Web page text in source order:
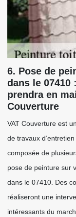
6. Pose de
dans le 07410
prendra en
Couverture
VAT Couverture est
de travaux
composée de
pose de peinture sur
dans le 07410. Des
réaliseront une
intéressants du